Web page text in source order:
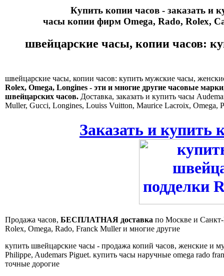
Купить копии часов - заказать и
часы копии фирм Omega, Rado, Rolex,
швейцарские часы, копии часов:
швейцарские часы, копии часов: купить мужские часы,
Rolex, Omega, Longines - эти и многие другие часовые
швейцарских часов. Доставка, заказать и купить часы
Muller, Gucci, Longines, Louiss Vuitton, Maurice Lacroix, Omega,
Заказать и купить
Продажа часов, БЕСПЛАТНАЯ доставка по Москве и
Rolex, Omega, Rado, Franck Muller и многие другие
купить швейцарские часы - продажа копий часов, женские и
Philippe, Audemars Piguet. купить часы наручные omega rado
точные дорогие